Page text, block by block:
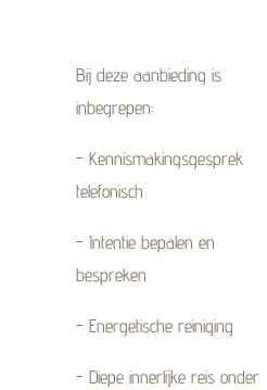
Bij deze aanbieding is
inbegrepen:
- Kennismakingsgesprek
telefonisch
- Intentie bepalen en
bespreken
- Energetische reiniging
- Diepe innerlijke reis onder